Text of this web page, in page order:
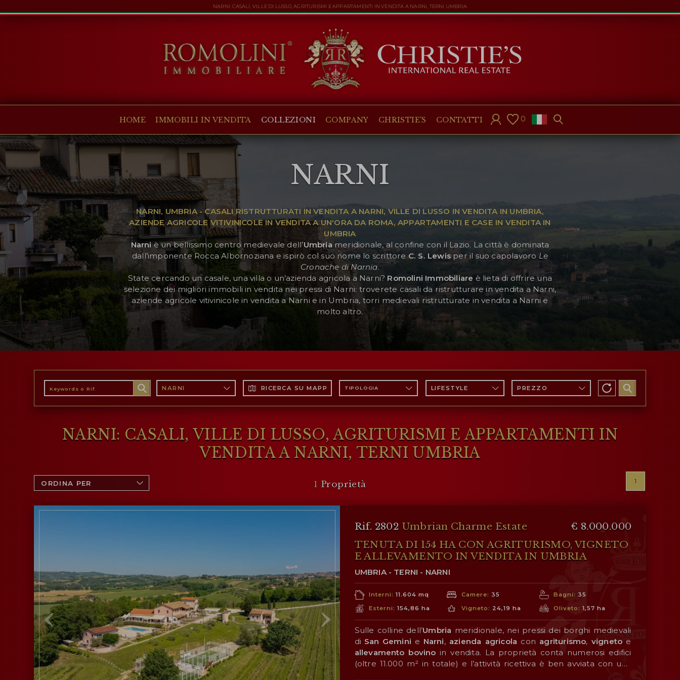
NARNI: CASALI, VILLE DI LUSSO, AGRITURISMI E APPARTAMENTI IN VENDITA A NARNI, TERNI UMBRIA
HOME IMMOBILI IN VENDITA COLLEZIONI COMPANY CHRISTIE'S CONTATTI 0
COMPANY
CONTATTI
Valuta:
€ $ £
Lingua:
AREA RISERVATA
NARNI
NARNI, UMBRIA - CASALI RISTRUTTURATI IN VENDITA A NARNI, VILLE DI LUSSO IN VENDITA IN UMBRIA,
AZIENDE AGRICOLE VITIVINICOLE IN VENDITA A UN'ORA DA ROMA, APPARTAMENTI E CASE IN VENDITA IN
UMBRIA
Narniè un bellissimo centro medievale dell’Umbriameridionale, al confine con il Lazio. La città è dominata
dall’imponente Rocca Albornoziana e ispirò col suo nome lo scrittoreC. S. Lewisper il suo capolavoro Le
Cronache di Narnia.
State cercando un casale, una villa o un’azienda agricola a Narni? Romolini Immobiliare è lieta di offrire una
selezione dei migliori immobili in vendita nei pressi di Narni: troverete casali da ristrutturare in vendita a Narni,
aziende agricole vitivinicole in vendita a Narni e in Umbria, torri medievali ristrutturate in vendita a Narni e
molto altro.
NARNI RICERCA SU MAPPA TIPOLOGIA LIFESTYLE PREZZO
NARNI: CASALI, VILLE DI LUSSO, AGRITURISMI E APPARTAMENTI IN
VENDITA A NARNI, TERNI UMBRIA
1 Proprietà 1
Rif. 2802 Umbrian Charme Estate
€ 8.000.000
TENUTA DI 154 HA CON AGRITURISMO, VIGNETO
E ALLEVAMENTO IN VENDITA IN UMBRIA
UMBRIA - TERNI - NARNI
Interni: 11.604 mq Camere: 35 Bagni: 35
Esterni: 154,86 ha Vigneto: 24,19 ha Oliveto:1,57 ha
Sulle colline dell’Umbria meridionale, nei pressi dei borghi medievali
di San Gemini e Narni, azienda agricola con agriturismo, vigneto e
allevamento bovinoin vendita. La proprietà conta numerosi edifici
(oltre 11.000 m² in totale) e l’attività ricettiva è ben avviata con una